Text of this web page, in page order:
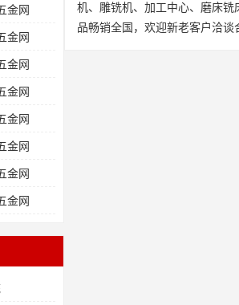
金网
金网
金网
金网
金网
金网
金网
金网
机、雕铣机、加工中心、磨床
品畅销全国，欢迎新老客户洽谈